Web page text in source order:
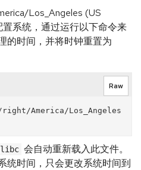
Los_Angeles (US
系统，通过运行以下命令来
的时间，并将时钟重置为
Raw
America/Los_Angeles
会自动重新载入此文件。
统时间，只会更改系统时间到